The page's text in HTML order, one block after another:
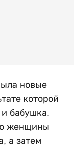
новые
которой
и бабушка.
женщины
а затем